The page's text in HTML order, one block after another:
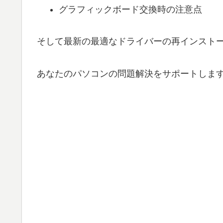
グラフィックボード交換時の注意点
そして最新の最適なドライバーの再インスト
あなたのパソコンの問題解決をサポートします